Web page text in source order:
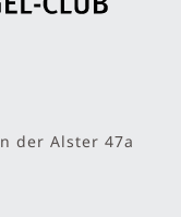
der Alster 47a